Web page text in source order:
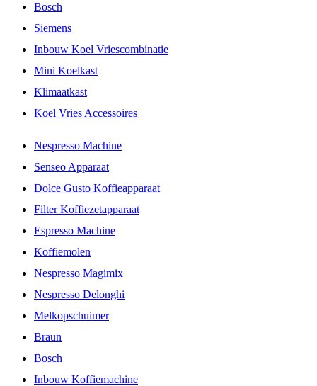
Bosch
Siemens
Inbouw Koel Vriescombinatie
Mini Koelkast
Klimaatkast
Koel Vries Accessoires
Nespresso Machine
Senseo Apparaat
Dolce Gusto Koffieapparaat
Filter Koffiezetapparaat
Espresso Machine
Koffiemolen
Nespresso Magimix
Nespresso Delonghi
Melkopschuimer
Braun
Bosch
Inbouw Koffiemachine